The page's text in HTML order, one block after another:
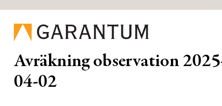
Avräkning observation
04-02